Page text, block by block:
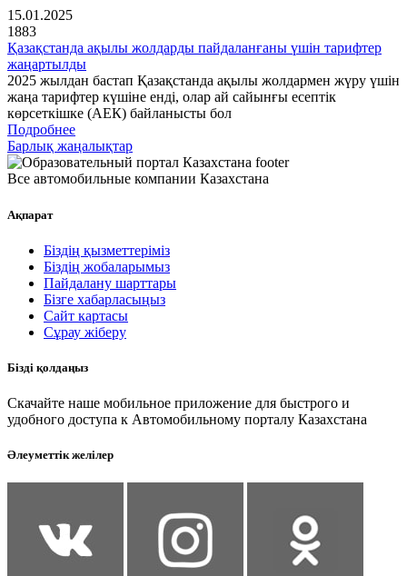
15.01.2025
1883
Қазақстанда ақылы жолдарды пайдаланғаны үшін тарифтер
жаңартылды
2025 жылдан бастап Қазақстанда ақылы жолдармен жүру үшін
жаңа тарифтер күшіне енді, олар ай сайынғы есептік
көрсеткішке (АЕК) байланысты бол
Подробнее
Барлық жаңалықтар
Все автомобильные компании Казахстана
Ақпарат
Біздің қызметтеріміз
Біздің жобаларымыз
Пайдалану шарттары
Бізге хабарласыңыз
Сайт картасы
Сұрау жіберу
Бізді қолдаңыз
Скачайте наше мобильное приложение для быстрого и
удобного доступа к Автомобильному порталу Казахстана
Әлеуметтік желілер